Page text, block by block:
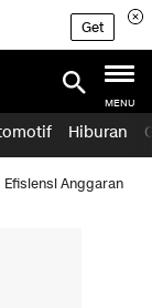
Get
MENU
Hiburan
Efisiensi Anggaran